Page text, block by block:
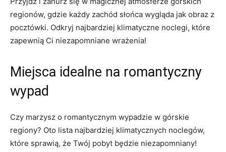
regionów, gdzie ‌każdy zachód ​słońca ​wygląda ‍jak ‌obraz z‌
pocztówki. Odkryj najbardziej ​klimatyczne noclegi, które
zapewnią Ci niezapomniane ⁤wrażenia!
Miejsca‍ idealne na romantyczny
wypad
Czy marzysz ‍o romantycznym wypadzie w górskie​
regiony? Oto lista najbardziej‌ klimatycznych noclegów,
które sprawią, że Twój pobyt będzie⁤ niezapomniany!